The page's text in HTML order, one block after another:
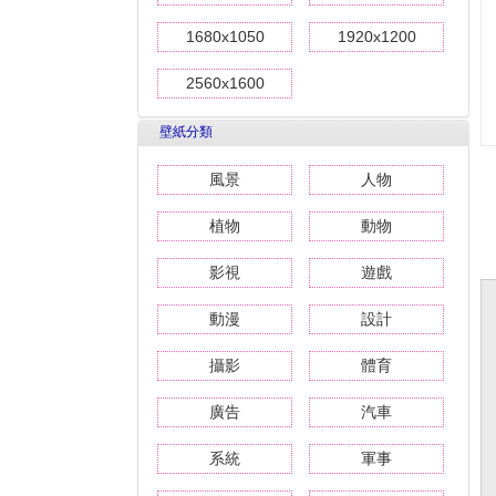
1680x1050 1920x1200
2560x1600
壁紙分類
風景 人物
植物 動物
影視 遊戲
動漫 設計
攝影 體育
廣告 汽車
系統 軍事